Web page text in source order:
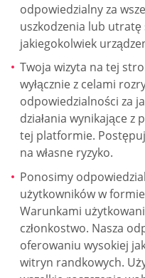
odpowiedzialny za
uszkodzenia lub
jakiegokolwiek
Twoja wizyta na tej
wyłącznie z celami
odpowiedzialności za
działania wynikające
tej platformie.
na własne ryzyko.
Ponosimy
użytkowników w
Warunkami
członkostwo. Nasza
oferowaniu wysokiej
witryn randkowych.